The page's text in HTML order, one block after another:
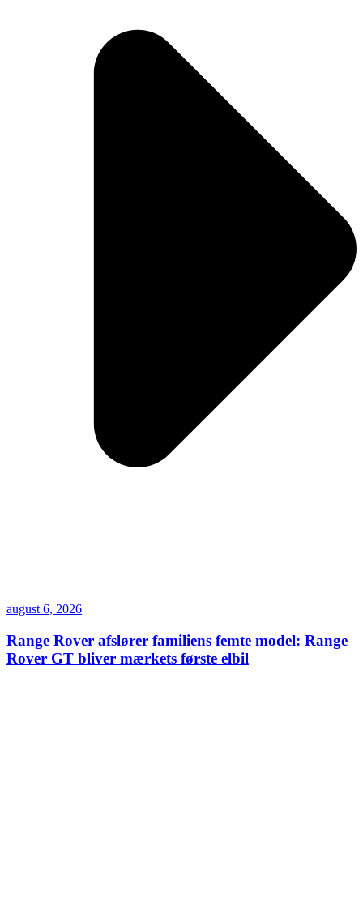
august 6, 2026
Range Rover afslører familiens femte model: Range
Rover GT bliver mærkets første elbil